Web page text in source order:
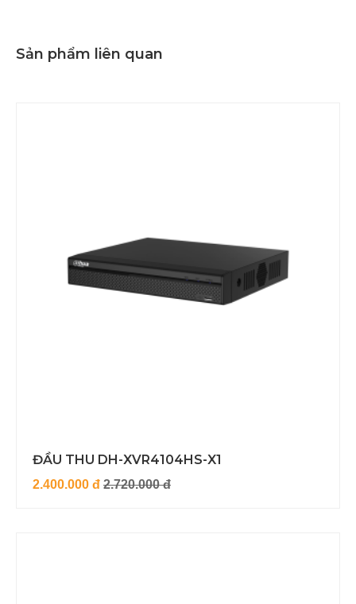
Sản phẩm liên quan
ĐẦU THU DH-XVR4104HS-X1
2.400.000 đ 2.720.000 đ